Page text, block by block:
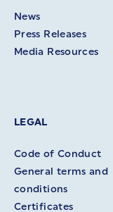
News
Press Releases
Media Resources
LEGAL
Code of Conduct
General terms and
conditions
Certificates